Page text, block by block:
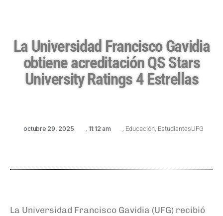
La Universidad Francisco Gavidia
obtiene acreditación QS Stars
University Ratings 4 Estrellas
octubre 29, 2025 11:12 am Educación, EstudiantesUFG
La Universidad Francisco Gavidia (UFG) recibió